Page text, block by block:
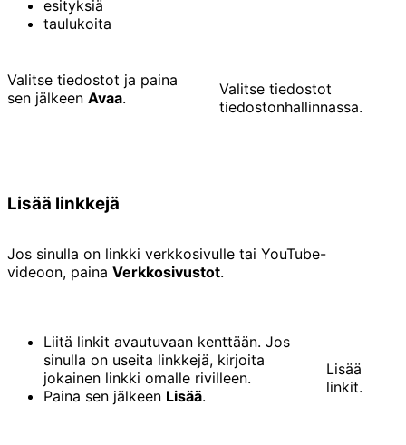
esityksiä
taulukoita
Valitse tiedostot ja paina
sen jälkeen Avaa.
Valitse tiedostot
tiedostonhallinnassa.
Lisää linkkejä
Jos sinulla on linkki verkkosivulle tai YouTube-
videoon, paina Verkkosivustot.
Liitä linkit avautuvaan kenttään. Jos
sinulla on useita linkkejä, kirjoita
jokainen linkki omalle rivilleen.
Paina sen jälkeen Lisää.
Lisää
linkit.